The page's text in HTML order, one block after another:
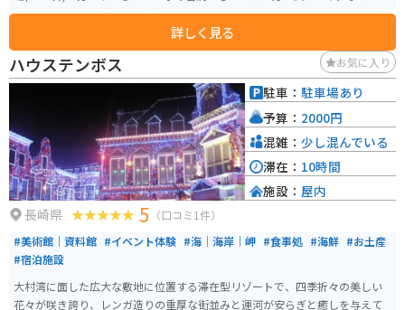
が急こう配なので歩きやすい靴がオススメです。
詳しく見る
ハウステンボス お気に入り
長崎県 5 （口コミ1件）
#美術館｜資料館 #イベント体験 #海｜海岸｜岬 #食事処 #海鮮 #お土産
#宿泊施設
大村湾に面した広大な敷地に位置する滞在型リゾートで、四季折々の美しい
花々が咲き誇り、レンガ造りの重厚な街並みと運河が安らぎと癒しを与えて
駐車： 駐車場あり
予算： 2000円
混雑： 少し混んでいる
滞在： 10時間
施設： 屋内